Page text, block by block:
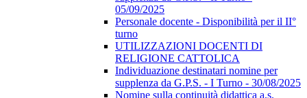
05/09/2025
Personale docente - Disponibilità per il II°
turno
UTILIZZAZIONI DOCENTI DI
RELIGIONE CATTOLICA
Individuazione destinatari nomine per
supplenza da G.P.S. - I Turno - 30/08/2025
Nomine sulla continuità didattica a.s.